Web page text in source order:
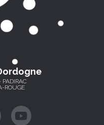
PADIRAC
ROUGE